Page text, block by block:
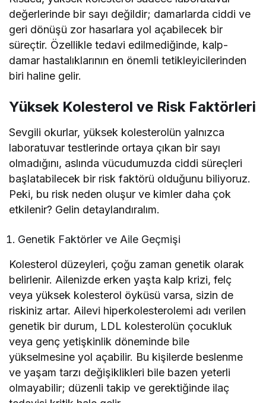
değerlerinde bir sayı değildir; damarlarda ciddi ve
geri dönüşü zor hasarlara yol açabilecek bir
süreçtir. Özellikle tedavi edilmediğinde, kalp-
damar hastalıklarının en önemli tetikleyicilerinden
biri haline gelir.
Yüksek Kolesterol ve Risk Faktörleri
Sevgili okurlar, yüksek kolesterolün yalnızca
laboratuvar testlerinde ortaya çıkan bir sayı
olmadığını, aslında vücudumuzda ciddi süreçleri
başlatabilecek bir risk faktörü olduğunu biliyoruz.
Peki, bu risk neden oluşur ve kimler daha çok
etkilenir? Gelin detaylandıralım.
Genetik Faktörler ve Aile Geçmişi
Kolesterol düzeyleri, çoğu zaman genetik olarak
belirlenir. Ailenizde erken yaşta kalp krizi, felç
veya yüksek kolesterol öyküsü varsa, sizin de
riskiniz artar. Ailevi hiperkolesterolemi adı verilen
genetik bir durum, LDL kolesterolün çocukluk
veya genç yetişkinlik döneminde bile
yükselmesine yol açabilir. Bu kişilerde beslenme
ve yaşam tarzı değişiklikleri bile bazen yeterli
olmayabilir; düzenli takip ve gerektiğinde ilaç